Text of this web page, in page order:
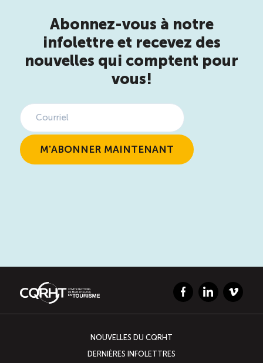
Abonnez-vous à notre
infolettre et recevez des
nouvelles qui comptent pour
vous!
FacebookLinkedInVimeo
NOUVELLES DU CQRHT
DERNIÈRES INFOLETTRES